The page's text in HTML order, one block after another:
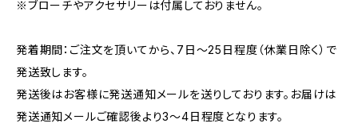
※ブローチやアクセサリーは付属しておりません。
発着期間：ご注文を頂いてから、7日〜25日程度（休業日除く）で
発送致します。
発送後はお客様に発送通知メールを送りしております。お届けは
発送通知メールご確認後より3〜4日程度となります。